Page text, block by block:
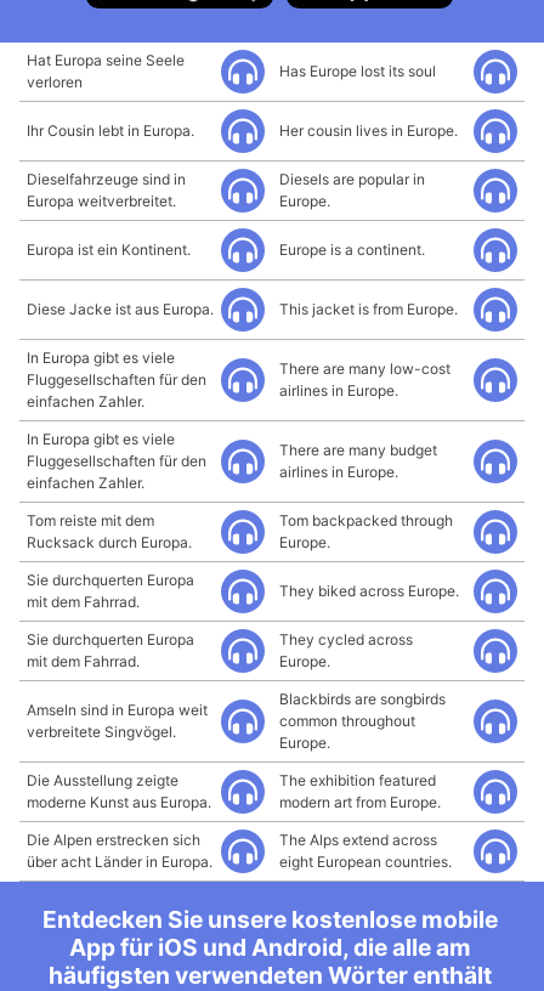
Hat Europa seine Seele
verloren
Has Europe lost its soul
Ihr Cousin lebt in Europa. Her cousin lives in Europe.
Dieselfahrzeuge sind in
Europa weitverbreitet.
Diesels are popular in
Europe.
Europa ist ein Kontinent. Europe is a continent.
Diese Jacke ist aus Europa. This jacket is from Europe.
In Europa gibt es viele
Fluggesellschaften für den
einfachen Zahler.
There are many low-cost
airlines in Europe.
In Europa gibt es viele
Fluggesellschaften für den
einfachen Zahler.
There are many budget
airlines in Europe.
Tom reiste mit dem
Rucksack durch Europa.
Tom backpacked through
Europe.
Sie durchquerten Europa
mit dem Fahrrad.
They biked across Europe.
Sie durchquerten Europa
mit dem Fahrrad.
They cycled across
Europe.
Amseln sind in Europa weit
verbreitete Singvögel.
Blackbirds are songbirds
common throughout
Europe.
Die Ausstellung zeigte
moderne Kunst aus Europa.
The exhibition featured
modern art from Europe.
Die Alpen erstrecken sich
über acht Länder in Europa.
The Alps extend across
eight European countries.
Entdecken Sie unsere kostenlose mobile
App für iOS und Android, die alle am
häufigsten verwendeten Wörter enthält